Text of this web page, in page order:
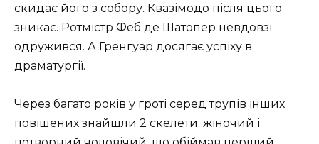
скидає його з собору. Квазімодо після цього
зникає. Ротмістр Феб де Шатопер невдовзі
одружився. А Гренгуар досягає успіху в
драматургії.
Через багато років у гроті серед трупів інших
повішених знайшли 2 скелети: жіночий і